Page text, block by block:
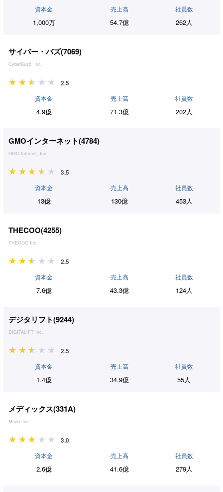
資本金
1,000万
売上高
54.7億
社員数
262人
サイバー・バズ(7069)
CyberBuzz, Inc.
2.5
資本金
4.9億
売上高
71.3億
社員数
202人
GMOインターネット(4784)
GMO Internet, Inc.
3.5
資本金
13億
売上高
130億
社員数
453人
THECOO(4255)
THECOO Inc.
2.5
資本金
7.6億
売上高
43.3億
社員数
124人
デジタリフト(9244)
DIGITALIFT Inc.
2.5
資本金
1.4億
売上高
34.9億
社員数
55人
メディックス(331A)
Medix Inc.
3.0
資本金
2.6億
売上高
41.6億
社員数
279人